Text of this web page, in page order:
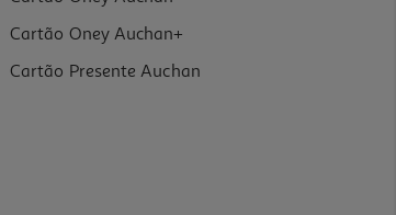
Cartão Oney Auchan+
Cartão Presente Auchan